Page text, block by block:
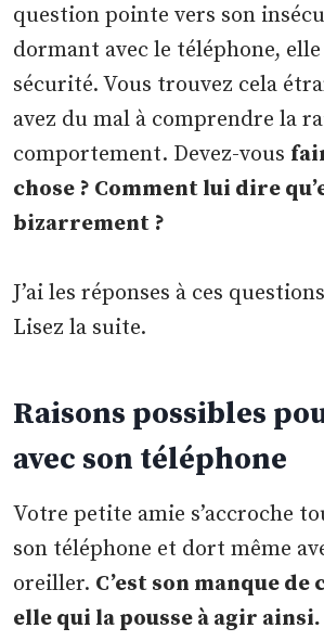
question pointe vers son
dormant avec le téléphone,
sécurité. Vous trouvez cela
avez du mal à comprendre la
comportement. Devez-vous
chose ? Comment lui dire
bizarrement ?
J’ai les réponses à ces
Lisez la suite.
Raisons possibles
avec son téléphone
Votre petite amie s’accroche
son téléphone et dort même
oreiller. C’est son manque de
elle qui la pousse à agir